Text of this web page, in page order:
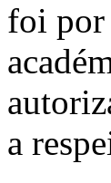
foi por
a